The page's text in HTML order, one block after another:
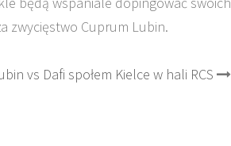
zwycięstwo Cuprum Lubin.
vs Dafi społem Kielce w hali RCS